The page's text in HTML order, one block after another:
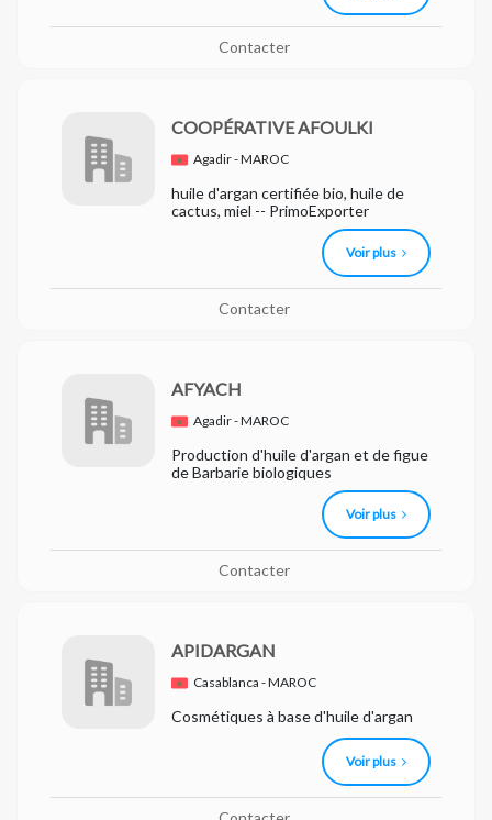
Contacter
COOPÉRATIVE AFOULKI
Agadir - MAROC
huile d'argan certifiée bio, huile de
cactus, miel -- PrimoExporter
Voir plus
Contacter
AFYACH
Agadir - MAROC
Production d'huile d'argan et de figue
de Barbarie biologiques
Voir plus
Contacter
APIDARGAN
Casablanca - MAROC
Cosmétiques à base d'huile d'argan
Voir plus